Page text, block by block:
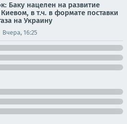
Баку нацелен на развитие
в т.ч. в формате поставки
на Украину
Вчера, 16:25